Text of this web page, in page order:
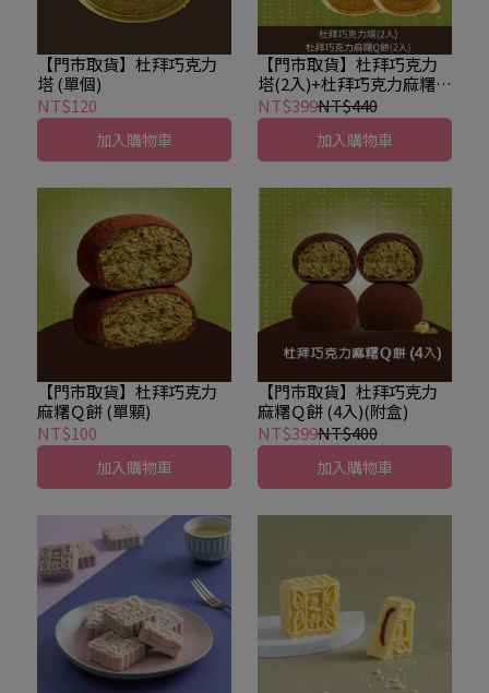
【門市取貨】杜拜巧克力
塔 (單個)
NT$120
加入購物車
【門市取貨】杜拜巧克力
塔(2入)+杜拜巧克力麻糬Q
餅(2入)
NT$399NT$440
加入購物車
【門市取貨】杜拜巧克力
麻糬Ｑ餅 (單顆)
NT$100
加入購物車
【門市取貨】杜拜巧克力
麻糬Ｑ餅 (4入)(附盒)
NT$399NT$400
加入購物車